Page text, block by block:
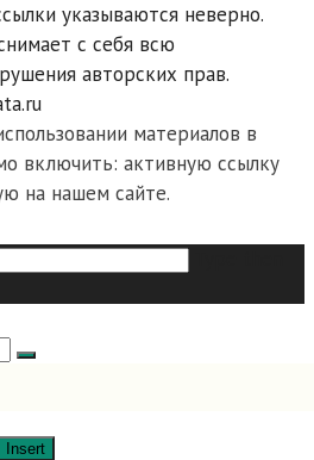
указываются неверно.
с себя всю
авторских прав.
материалов в
включить: активную ссылку
на нашем сайте.
Insert